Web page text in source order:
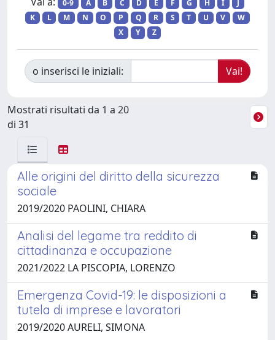
0-9 A B C D E F G H I
J
K
L M N O P Q R S T U V
W
X
Y Z
o inserisci le iniziali:
Mostrati risultati da 1 a 20
di 31
Alle origini del diritto della sicurezza
sociale
2019/2020 PAOLINI, CHIARA
Analisi del legame tra reddito di
cittadinanza e occupazione
2021/2022 LA PISCOPIA, LORENZO
Emergenza Covid-19: le disposizioni a
tutela di imprese e lavoratori
2019/2020 AURELI, SIMONA